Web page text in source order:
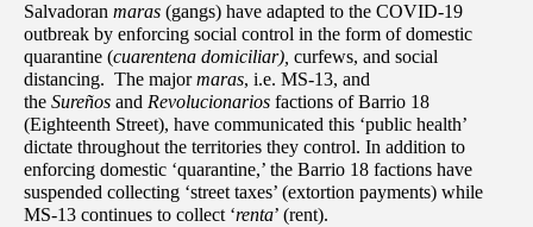
Salvadoran maras (gangs) have adapted to the COVID-19
outbreak by enforcing social control in the form of domestic
quarantine (cuarentena domiciliar), curfews, and social
distancing. The majormaras, i.e. MS-13, and
the Sureños and Revolucionarios factions of Barrio 18
(Eighteenth Street), have communicated this ‘public health’
dictate throughout the territories they control. In addition to
enforcing domestic ‘quarantine,’ the Barrio 18 factions have
suspended collecting ‘street taxes’ (extortion payments) while
MS-13 continues to collect ‘renta’ (rent).